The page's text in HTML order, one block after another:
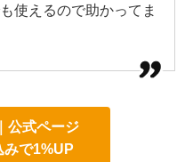
使えるので助かってま
公式ページ
で1%UP